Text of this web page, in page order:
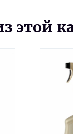
этой